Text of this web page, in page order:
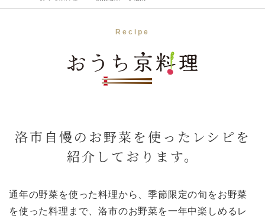
Recipe
洛市自慢のお野菜を使ったレシピを
紹介しております。
通年の野菜を使った料理から、季節限定の旬をお野菜
を使った料理まで、洛市のお野菜を一年中楽しめるレ